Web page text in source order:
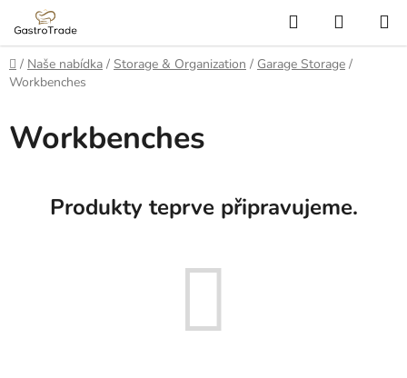
obsah
Hledat
KOŠÍK
Domů
/ Naše nabídka / Storage & Organization / Garage Storage /
Workbenches
Workbenches
Produkty teprve připravujeme.